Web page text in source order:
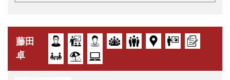
藤田
卓